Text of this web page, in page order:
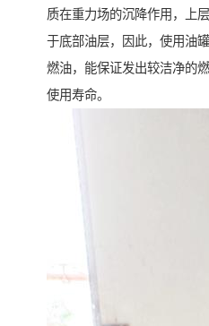
质在重力场的沉降作用，上
于底部油层，因此，使用油
燃油，能保证发出较洁净的
使用寿命。